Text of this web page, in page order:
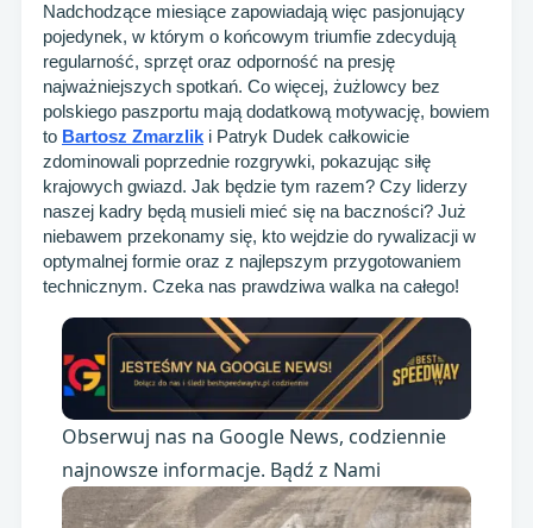
Nadchodzące miesiące zapowiadają więc pasjonujący
pojedynek, w którym o końcowym triumfie zdecydują
regularność, sprzęt oraz odporność na presję
najważniejszych spotkań. Co więcej, żużlowcy bez
polskiego paszportu mają dodatkową motywację, bowiem
to Bartosz Zmarzlik i Patryk Dudek całkowicie
zdominowali poprzednie rozgrywki, pokazując siłę
krajowych gwiazd. Jak będzie tym razem? Czy liderzy
naszej kadry będą musieli mieć się na baczności? Już
niebawem przekonamy się, kto wejdzie do rywalizacji w
optymalnej formie oraz z najlepszym przygotowaniem
technicznym. Czeka nas prawdziwa walka na całego!
Obserwuj nas na Google News, codziennie
najnowsze informacje. Bądź z Nami